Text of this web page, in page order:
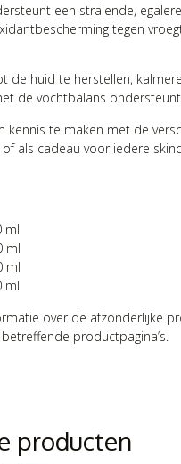
een stralende,
tegen
de huid te herstellen,
de vochtbalans
kennis te maken met de
als cadeau voor iedere
ml
ml
ml
ml
over de afzonderlijke
productpagina’s.
producten